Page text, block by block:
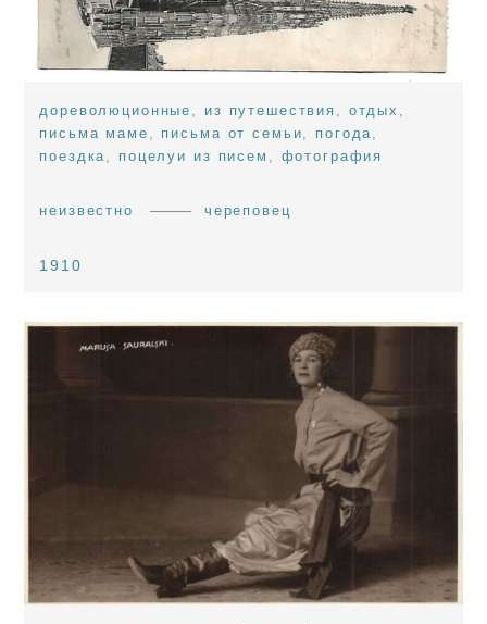
дореволюционные , из путешествия , отдых ,
письма маме , письма от семьи, погода,
поездка, поцелуи из писем , фотография
неизвестно череповец
1910